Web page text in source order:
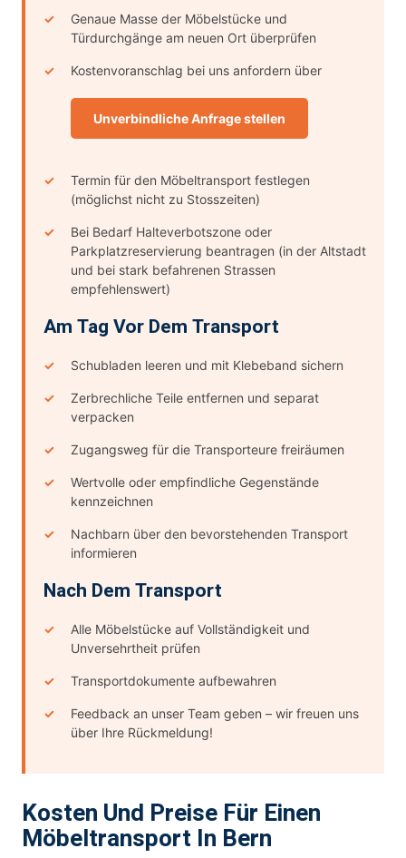
Genaue Masse der Möbelstücke und
Türdurchgänge am neuen Ort überprüfen
Kostenvoranschlag bei uns anfordern über
Unverbindliche Anfrage stellen
Termin für den Möbeltransport festlegen
(möglichst nicht zu Stosszeiten)
Bei Bedarf Halteverbotszone oder
Parkplatzreservierung beantragen (in der Altstadt
und bei stark befahrenen Strassen
empfehlenswert)
Am Tag Vor Dem Transport
Schubladen leeren und mit Klebeband sichern
Zerbrechliche Teile entfernen und separat
verpacken
Zugangsweg für die Transporteure freiräumen
Wertvolle oder empfindliche Gegenstände
kennzeichnen
Nachbarn über den bevorstehenden Transport
informieren
Nach Dem Transport
Alle Möbelstücke auf Vollständigkeit und
Unversehrtheit prüfen
Transportdokumente aufbewahren
Feedback an unser Team geben – wir freuen uns
über Ihre Rückmeldung!
Kosten Und Preise Für Einen
Möbeltransport In Bern